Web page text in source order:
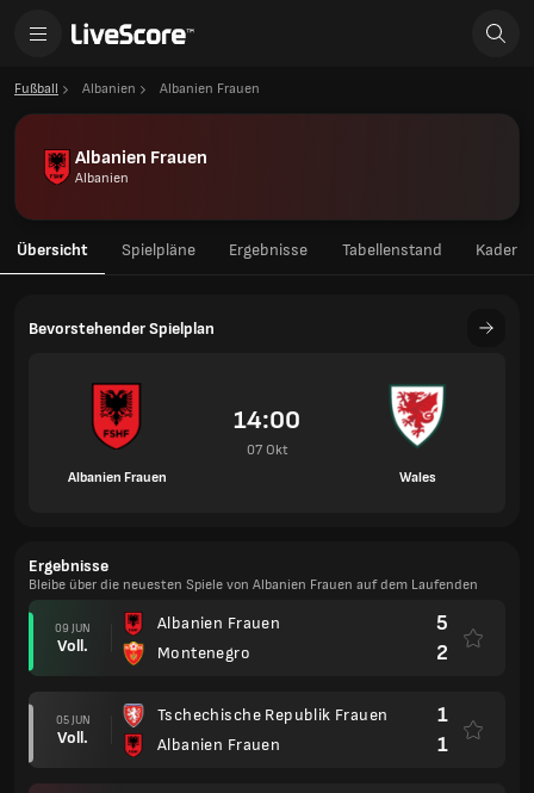
Fußball Albanien Albanien Frauen
Albanien Frauen
Albanien
Übersicht Spielpläne Ergebnisse Tabellenstand Kader
Bevorstehender Spielplan
Albanien Frauen
14:00
07 Okt
Wales
Ergebnisse
Bleibe über die neuesten Spiele von Albanien Frauen auf dem Laufenden
09 JUN
Voll.
Albanien Frauen
Montenegro
5
2
05 JUN
Voll.
Tschechische Republik Frauen
Albanien Frauen
1
1